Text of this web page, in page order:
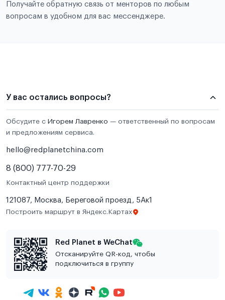
Получайте обратную связь от менторов по любым
вопросам в удобном для вас мессенджере.
У вас остались вопросы?
Обсудите с Игорем Лавренко — ответственный по вопросам
и предложениям сервиса.
hello@redplanetchina.com
8 (800) 777-70-29
Контактный центр поддержки
121087, Москва, Береговой проезд, 5Ак1
Построить маршрут в Яндекс.Картах
Red Planet в WeChat
Отсканируйте QR-код, чтобы
подключиться в группу